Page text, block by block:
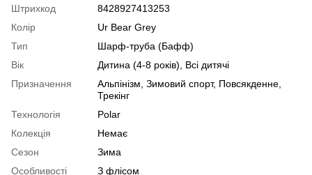
Штрихкод
8428927413253
Колір
Ur Bear Grey
Тип
Шарф-труба (Бафф)
Вік
Дитина (4-8 років), Всі дитячі
Призначення
Альпінізм, Зимовий спорт, Повсякденне,
Трекінг
Технологія
Polar
Колекція
Немає
Сезон
Зима
Особливості
З флісом